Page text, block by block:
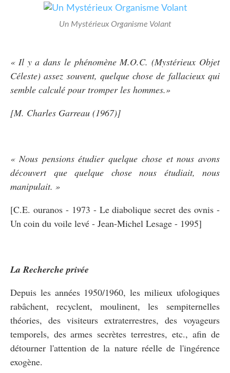
Un Mystérieux Organisme Volant
« Il y a dans le phénomène M.O.C. (Mystérieux Objet
Céleste) assez souvent, quelque chose de fallacieux qui
semble calculé pour tromper les hommes.»
[M. Charles Garreau (1967)]
« Nous pensions étudier quelque chose et nous avons
découvert que quelque chose nous étudiait, nous
manipulait. »
[C.E. ouranos - 1973 - Le diabolique secret des ovnis -
Un coin du voile levé - Jean-Michel Lesage - 1995]
La Recherche privée
Depuis les années 1950/1960, les milieux ufologiques
rabâchent, recyclent, moulinent, les sempiternelles
théories, des visiteurs extraterrestres, des voyageurs
temporels, des armes secrètes terrestres, etc., afin de
détourner l'attention de la nature réelle de l'ingérence
exogène.